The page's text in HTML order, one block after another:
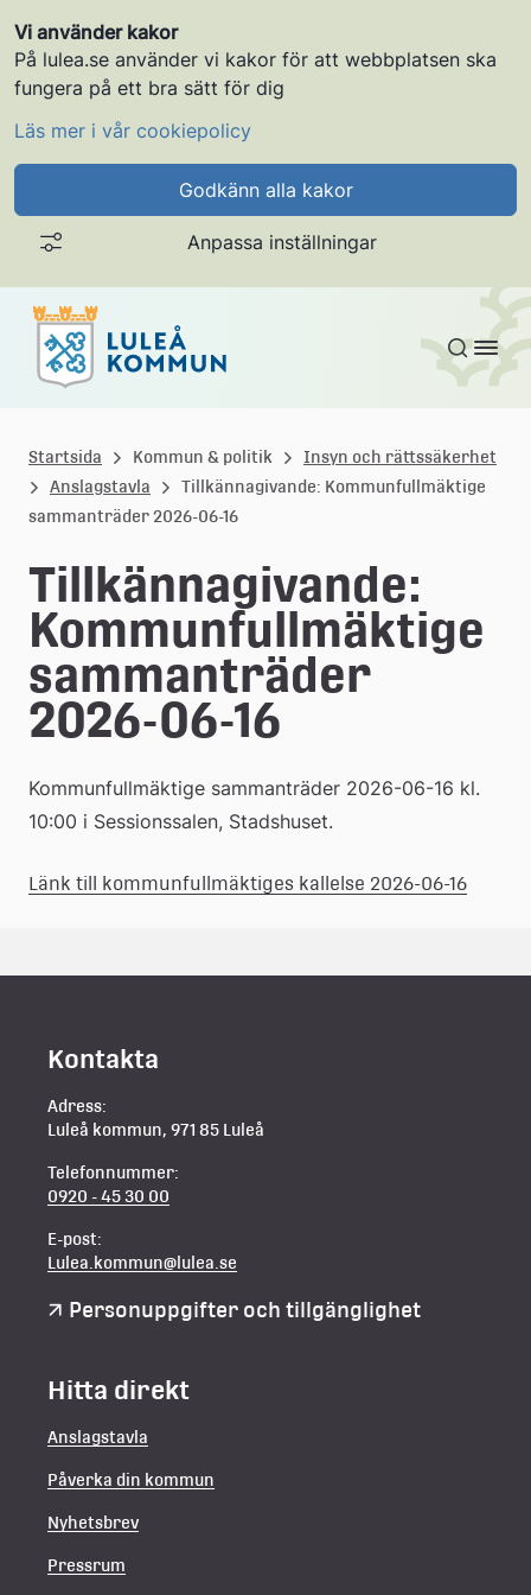
Vi använder kakor
På lulea.se använder vi kakor för att webbplatsen ska
fungera på ett bra sätt för dig
Läs mer i vår cookiepolicy
Godkänn alla kakor
Anpassa inställningar
Gå till innehållet
u
l
e
å
k
o
m
m
u
n
Startsida Kommun & politik
Insyn och rättssäkerhet
Anslagstavla
Tillkännagivande: Kommunfullmäktige
sammanträder 2026-06-16
Tillkännagivande:
Kommunfullmäktige
sammanträder
2026-06-16
Kommunfullmäktige sammanträder 2026-06-16 kl.
10:00 i Sessionssalen, Stadshuset.
Länk till kommunfullmäktiges kallelse 2026-06-16
Kontakta
Adress:
Luleå kommun, 971 85 Luleå
Telefonnummer:
0920 - 45 30 00
E-post:
Lulea.kommun@lulea.se
Personuppgifter och tillgänglighet
Hitta direkt
Anslagstavla
Påverka din kommun
Nyhetsbrev
Pressrum